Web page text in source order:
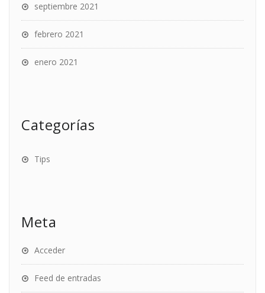
septiembre 2021
febrero 2021
enero 2021
Categorías
Tips
Meta
Acceder
Feed de entradas